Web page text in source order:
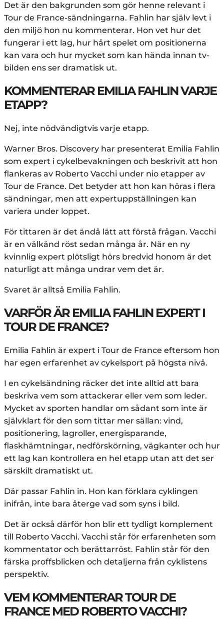
Det är den bakgrunden som gör henne relevant i
Tour de France-sändningarna. Fahlin har själv levt i
den miljö hon nu kommenterar. Hon vet hur det
fungerar i ett lag, hur hårt spelet om positionerna
kan vara och hur mycket som kan hända innan tv-
bilden ens ser dramatisk ut.
KOMMENTERAR EMILIA FAHLIN VARJE
ETAPP?
Nej, inte nödvändigtvis varje etapp.
Warner Bros. Discovery har presenterat Emilia Fahlin
som expert i cykelbevakningen och beskrivit att hon
flankeras av Roberto Vacchi under nio etapper av
Tour de France. Det betyder att hon kan höras i flera
sändningar, men att expertuppställningen kan
variera under loppet.
För tittaren är det ändå lätt att förstå frågan. Vacchi
är en välkänd röst sedan många år. När en ny
kvinnlig expert plötsligt hörs bredvid honom är det
naturligt att många undrar vem det är.
Svaret är alltså Emilia Fahlin.
VARFÖR ÄR EMILIA FAHLIN EXPERT I
TOUR DE FRANCE?
Emilia Fahlin är expert i Tour de France eftersom hon
har egen erfarenhet av cykelsport på högsta nivå.
I en cykelsändning räcker det inte alltid att bara
beskriva vem som attackerar eller vem som leder.
Mycket av sporten handlar om sådant som inte är
självklart för den som tittar mer sällan: vind,
positionering, lagroller, energisparande,
flaskhämtningar, nedförskörning, vägkanter och hur
ett lag kan kontrollera en hel etapp utan att det ser
särskilt dramatiskt ut.
Där passar Fahlin in. Hon kan förklara cyklingen
inifrån, inte bara återge vad som syns i bild.
Det är också därför hon blir ett tydligt komplement
till Roberto Vacchi. Vacchi står för erfarenheten som
kommentator och berättarröst. Fahlin står för den
färska proffsblicken och detaljerna från cyklistens
perspektiv.
VEM KOMMENTERAR TOUR DE
FRANCE MED ROBERTO VACCHI?